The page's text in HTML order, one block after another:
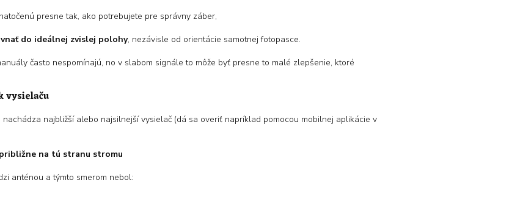
presne tak, ako potrebujete pre správny záber,
do ideálnej zvislej polohy, nezávisle od orientácie samotnej fotopasce.
často nespomínajú, no v slabom signále to môže byť presne to malé zlepšenie, ktoré
vysielaču
najbližší alebo najsilnejší vysielač (dá sa overiť napríklad pomocou mobilnej aplikácie v
približne na tú stranu stromu
anténou a týmto smerom nebol: